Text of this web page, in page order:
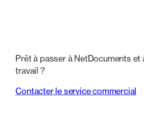
Prêt à passer à NetDocuments
travail ?
Contacter le service commercial